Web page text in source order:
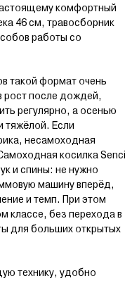
комфортный
46 см, травосборник
работы со
такой формат очень
рост после дождей,
регулярно, а осенью
тяжёлой. Если
несамоходная
косилка Senci
и спины: не нужно
машину вперёд,
и темп. При этом
классе, без перехода в
для больших открытых
технику, удобно